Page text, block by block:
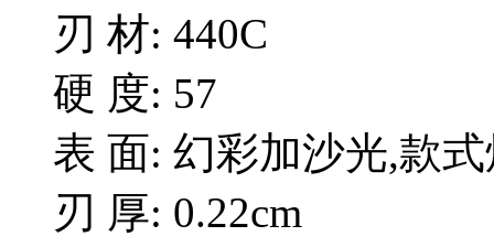
刃 材: 440C
硬 度: 57
表 面: 幻彩加沙光,款
刃 厚: 0.22cm